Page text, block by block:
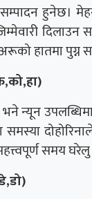
हुनेछ।
हातमा पुग्न
न्यून उपलब्धिमा
समय